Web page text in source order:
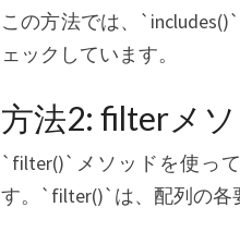
この方法では、
ェックしています。
方法2: filterメ
`filter()`メソッドを使っ
す。`filter()`は、配列の各